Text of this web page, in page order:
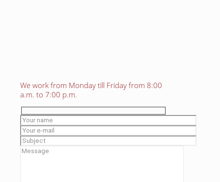
We work from Monday till Friday from 8:00
a.m. to 7:00 p.m.